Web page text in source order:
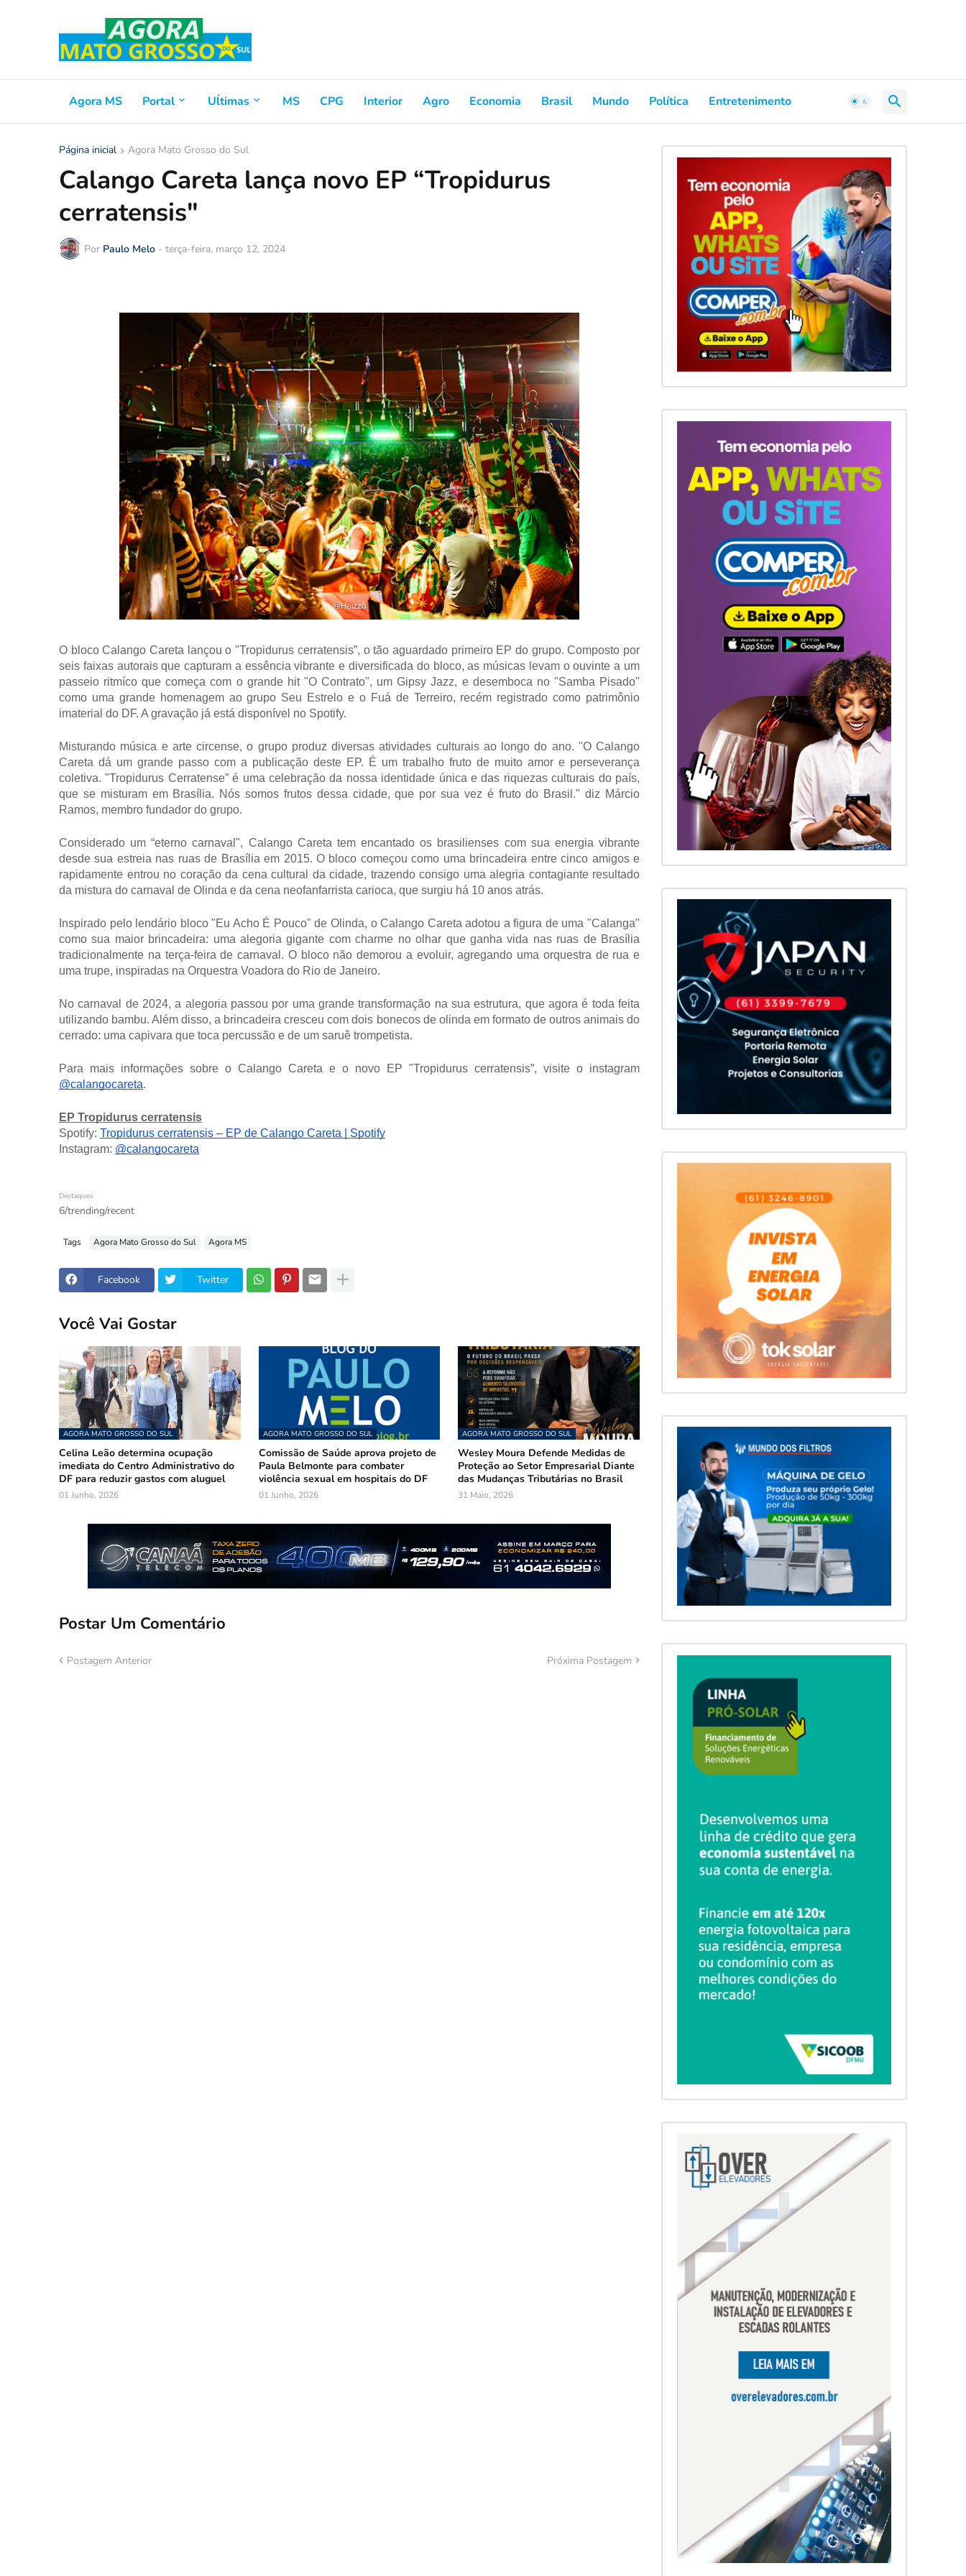
Agora MS Portal Uĺtimas MS CPG Interior Agro Economia Brasil Mundo Política Entretenimento
Página inicial Agora Mato Grosso do Sul
Calango Careta lança novo EP “Tropidurus
cerratensis"
Por Paulo Melo - terça-feira, março 12, 2024
O bloco Calango Careta lançou o "Tropidurus cerratensis”, o tão aguardado primeiro EP do grupo. Composto por
seis faixas autorais que capturam a essência vibrante e diversificada do bloco, as músicas levam o ouvinte a um
passeio ritmíco que começa com o grande hit "O Contrato", um Gipsy Jazz, e desemboca no "Samba Pisado"
como uma grande homenagem ao grupo Seu Estrelo e o Fuá de Terreiro, recém registrado como patrimônio
imaterial do DF. A gravação já está disponível no Spotify.
Misturando música e arte circense, o grupo produz diversas atividades culturais ao longo do ano. "O Calango
Careta dá um grande passo com a publicação deste EP. É um trabalho fruto de muito amor e perseverança
coletiva. "Tropidurus Cerratense” é uma celebração da nossa identidade única e das riquezas culturais do país,
que se misturam em Brasília. Nós somos frutos dessa cidade, que por sua vez é fruto do Brasil." diz Márcio
Ramos, membro fundador do grupo.
Considerado um “eterno carnaval", Calango Careta tem encantado os brasilienses com sua energia vibrante
desde sua estreia nas ruas de Brasília em 2015. O bloco começou como uma brincadeira entre cinco amigos e
rapidamente entrou no coração da cena cultural da cidade, trazendo consigo uma alegria contagiante resultado
da mistura do carnaval de Olinda e da cena neofanfarrista carioca, que surgiu há 10 anos atrás.
Inspirado pelo lendário bloco "Eu Acho É Pouco" de Olinda, o Calango Careta adotou a figura de uma "Calanga"
como sua maior brincadeira: uma alegoria gigante com charme no olhar que ganha vida nas ruas de Brasília
tradicionalmente na terça-feira de carnaval. O bloco não demorou a evoluir, agregando uma orquestra de rua e
uma trupe, inspiradas na Orquestra Voadora do Rio de Janeiro.
No carnaval de 2024, a alegoria passou por uma grande transformação na sua estrutura, que agora é toda feita
utilizando bambu. Além disso, a brincadeira cresceu com dois bonecos de olinda em formato de outros animais do
cerrado: uma capivara que toca percussão e de um saruê trompetista.
Para mais informações sobre o Calango Careta e o novo EP "Tropidurus cerratensis”, visite o instagram
@calangocareta.
EP Tropidurus cerratensis
Spotify: Tropidurus cerratensis – EP de Calango Careta | Spotify
Instagram: @calangocareta
Destaques
6/trending/recent
Tags Agora Mato Grosso do Sul Agora MS
Facebook Twitter
Você Vai Gostar
AGORA MATO GROSSO DO SUL
Celina Leão determina ocupação
imediata do Centro Administrativo do
DF para reduzir gastos com aluguel
01 Junho, 2026
AGORA MATO GROSSO DO SUL
Comissão de Saúde aprova projeto de
Paula Belmonte para combater
violência sexual em hospitais do DF
01 Junho, 2026
AGORA MATO GROSSO DO SUL
Wesley Moura Defende Medidas de
Proteção ao Setor Empresarial Diante
das Mudanças Tributárias no Brasil
31 Maio, 2026
Postar Um Comentário
Postagem Anterior Próxima Postagem